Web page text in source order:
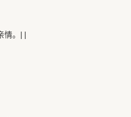
。| |